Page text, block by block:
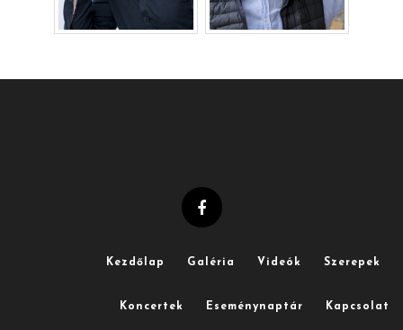
Kezdőlap Galéria Videók Szerepek
Koncertek Eseménynaptár Kapcsolat